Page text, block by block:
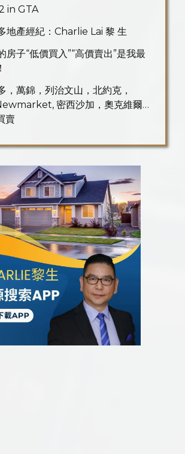
in GTA
地產經紀：Charlie Lai 黎 生
房子“低價買入”“高價賣出”是我最
，萬錦，列治文山，北約克，
密西沙加，奧克維爾…
賣